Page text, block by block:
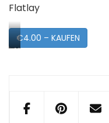
Flatlay
€4.00 – KAUFEN
Vorschau